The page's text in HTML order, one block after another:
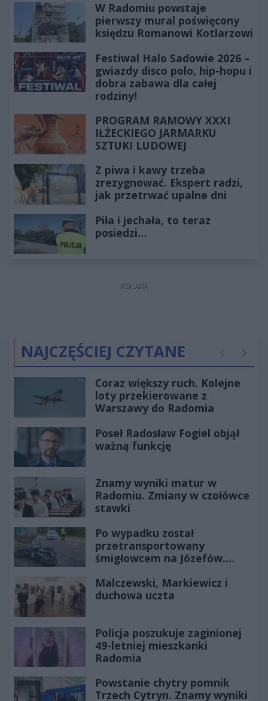
W Radomiu powstaje
pierwszy mural poświęcony
księdzu Romanowi Kotlarzowi
Festiwal Halo Sadowie 2026 –
gwiazdy disco polo, hip-hopu i
dobra zabawa dla całej
rodziny!
PROGRAM RAMOWY XXXI
IŁŻECKIEGO JARMARKU
SZTUKI LUDOWEJ
Z piwa i kawy trzeba
zrezygnować. Ekspert radzi,
jak przetrwać upalne dni
Piła i jechała, to teraz
posiedzi…
REKLAMA
NAJCZĘŚCIEJ CZYTANE Poprzednie
Coraz większy ruch. Kolejne
loty przekierowane z
Warszawy do Radomia
Poseł Radosław Fogiel objął
ważną funkcję
Znamy wyniki matur w
Radomiu. Zmiany w czołówce
stawki
Po wypadku został
przetransportowany
śmigłowcem na Józefów.
Malczewski, Markiewicz i
duchowa uczta
Policja poszukuje zaginionej
49-letniej mieszkanki
Radomia
Powstanie chytry pomnik
Trzech Cytryn. Znamy wyniki